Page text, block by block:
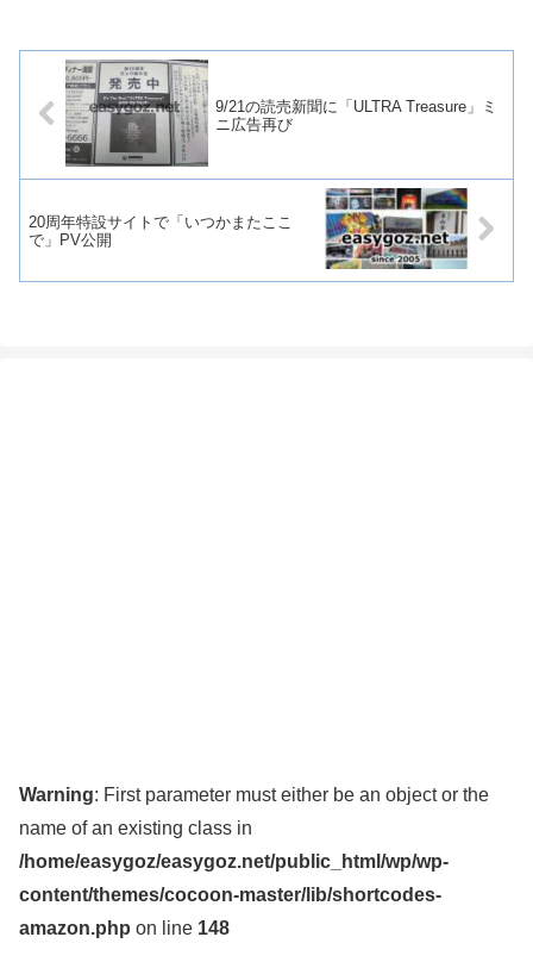
9/21の読売新聞に「ULTRA Treasure」ミ
ニ広告再び
20周年特設サイトで「いつかまたここ
で」PV公開
Warning: First parameter must either be an object or the
name of an existing class in
/home/easygoz/easygoz.net/public_html/wp/wp-
content/themes/cocoon-master/lib/shortcodes-
amazon.php on line 148